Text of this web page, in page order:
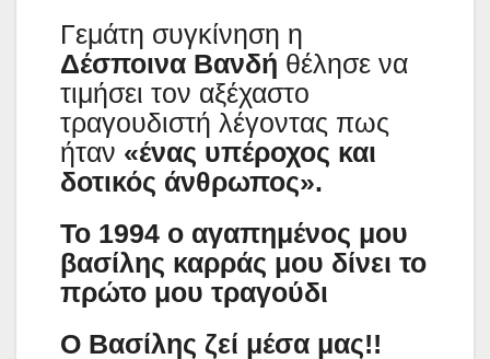
Γεμάτη συγκίνηση η
Δέσποινα Βανδή θέλησε να
τιμήσει τον αξέχαστο
τραγουδιστή λέγοντας πως
ήταν «ένας υπέροχος και
δοτικός άνθρωπος».
Το 1994 ο αγαπημένος μου
βασίλης καρράς μου δίνει το
πρώτο μου τραγούδι
Ο Βασίλης ζεί μέσα μας!!